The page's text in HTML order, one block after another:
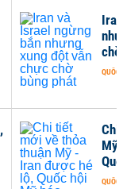
Chi
Mỹ
QUỐC
QUỐC